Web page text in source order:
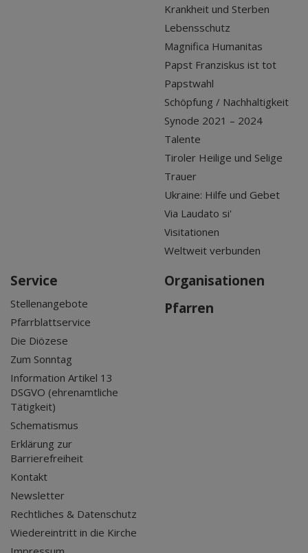
Krankheit und Sterben
Lebensschutz
Magnifica Humanitas
Papst Franziskus ist tot
Papstwahl
Schöpfung / Nachhaltigkeit
Synode 2021 – 2024
Talente
Tiroler Heilige und Selige
Trauer
Ukraine: Hilfe und Gebet
Via Laudato si'
Visitationen
Weltweit verbunden
Service
Stellenangebote
Pfarrblattservice
Die Diözese
Zum Sonntag
Information Artikel 13
DSGVO (ehrenamtliche
Tätigkeit)
Schematismus
Erklärung zur
Barrierefreiheit
Kontakt
Newsletter
Rechtliches & Datenschutz
Wiedereintritt in die Kirche
Organisationen
Pfarren